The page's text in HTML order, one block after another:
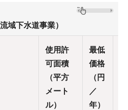
域下水道事業）
使用許
可面積
（平方
メート
ル）
最低
価格
（円
／
年）